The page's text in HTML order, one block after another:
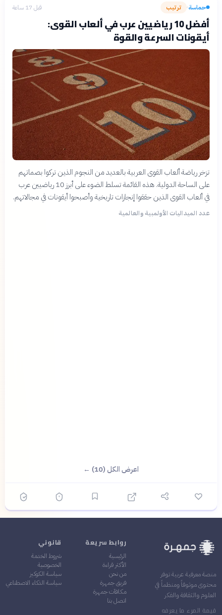
حماسة› ترتيب قبل 17 ساعة
أفضل 10 رياضيين عرب في ألعاب القوى:
أيقونات السرعة والقوة
تزخر رياضة ألعاب القوى العربية بالعديد من النجوم الذين تركوا بصماتهم
على الساحة الدولية. هذه القائمة تسلط الضوء على أبرز 10 رياضيين عرب
في ألعاب القوى الذين حققوا إنجازات تاريخية وأصبحوا أيقونات في مجالاتهم.
عدد الميداليات الأولمبية والعالمية
اعرض الكل (10) ←
منصة معرفية عربية توفر
محتوى موثوقاً ومنظماً في
العلوم والثقافة والفكر
قيمة المرء ما يعرفه
روابط سريعة
الرئيسية
الأكثر قراءة
من نحن
فريق جمهرة
مكافآت جمهرة
اتصل بنا
قانوني
شروط الخدمة
الخصوصية
سياسة الكوكيز
سياسة الذكاء الاصطناعي